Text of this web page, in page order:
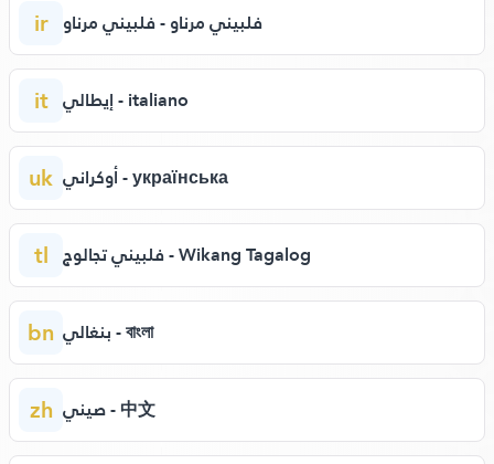
ir فلبيني مرناو - فلبيني مرناو
it إيطالي - italiano
uk أوكراني - українська
tl فلبيني تجالوج - Wikang Tagalog
bn بنغالي - বাংলা
zh صيني - 中文